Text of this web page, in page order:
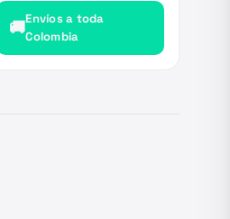
🚚Envíos a toda
Colombia